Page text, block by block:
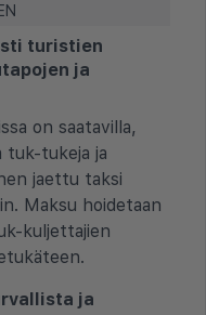
turistien
ja
on saatavilla,
tuk-tukeja ja
jaettu taksi
Maksu hoidetaan
kuljettajien
ja